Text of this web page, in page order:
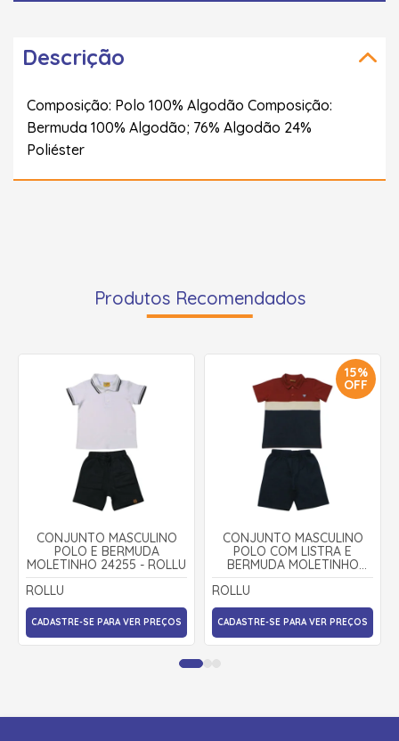
Descrição
Composição: Polo 100% Algodão Composição:
Bermuda 100% Algodão; 76% Algodão 24%
Poliéster
Produtos Recomendados
CONJUNTO MASCULINO
POLO E BERMUDA
MOLETINHO 24255 - ROLLU
ROLLU
CADASTRE-SE PARA VER PREÇOS
15%
OFF
CONJUNTO MASCULINO
POLO COM LISTRA E
BERMUDA MOLETINHO
25246 - ROLLU
ROLLU
CADASTRE-SE PARA VER PREÇOS